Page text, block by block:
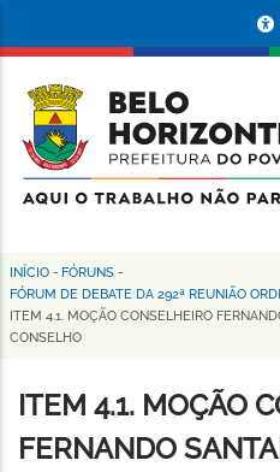
conteúdo
principal
da
Prefeitura
de
Horizonte
Trilha
de
INÍCIO - FÓRUNS -
FÓRUM DE DEBATE DA 292ª REUNIÃO
ITEM 4.1. MOÇÃO CONSELHEIRO
CONSELHO
ITEM 4.1. MOÇÃO
FERNANDO